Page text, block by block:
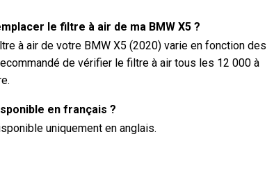
le filtre à air de ma BMW X5 ?
à air de votre BMW X5 (2020) varie en fonction des
de vérifier le filtre à air tous les 12 000 à
en français ?
uniquement en anglais.